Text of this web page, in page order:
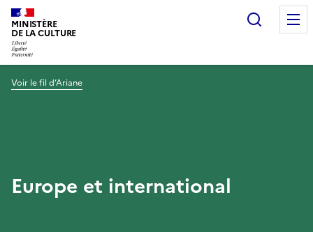
MINISTÈRE
DE LA CULTURE
Voir le fil d’Ariane
Europe et international